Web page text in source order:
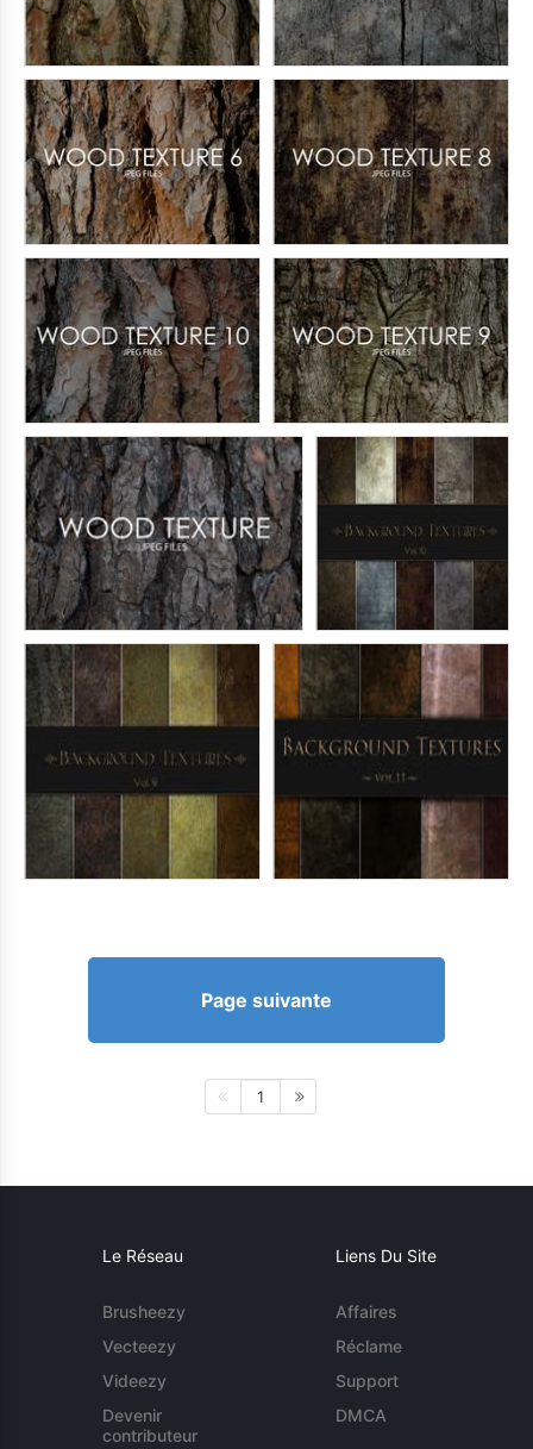
Page suivante
1
Le Réseau
Brusheezy
Vecteezy
Videezy
Devenir
contributeur
Liens Du Site
Affaires
Réclame
Support
DMCA